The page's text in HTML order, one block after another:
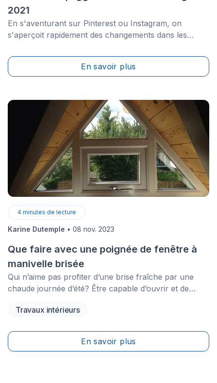
2021
En s'aventurant sur Pinterest ou Instagram, on
s'aperçoit rapidement des changements dans les
"feed" est organisé en fonction de ce que vous aimez
regarder mais, quelquefois, une publication différente
tendances en décoration&nbsp;pour l'année.
En savoir plus
4 minutes de lecture
Karine Dutemple • 08 nov. 2023
Que faire avec une poignée de fenêtre à
manivelle brisée
Qui n’aime pas profiter d’une brise fraîche par une
chaude journée d’été? Être capable d’ouvrir et de
ces éléments architecturaux. Toutefois, il arrive que
Travaux intérieurs
En savoir plus